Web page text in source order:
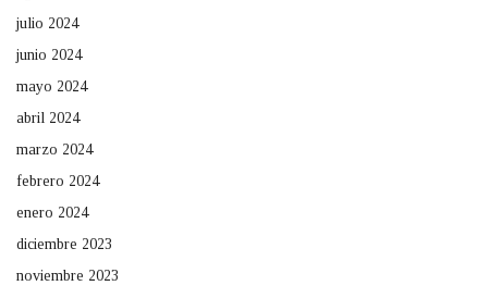
julio 2024
junio 2024
mayo 2024
abril 2024
marzo 2024
febrero 2024
enero 2024
diciembre 2023
noviembre 2023